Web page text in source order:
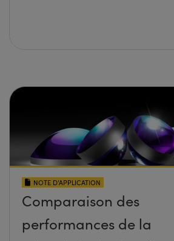
NOTE D’APPLICATION
Comparaison des
performances de la